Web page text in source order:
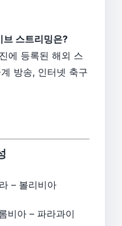
브 스트리밍은?
에 등록된 해외 스
방송, 인터넷 축구
– 볼리비아
비아 – 파라과이